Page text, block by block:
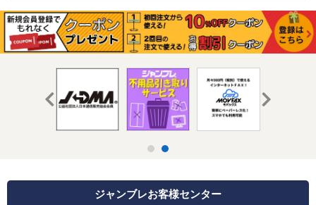
ジャンブレお客様センター